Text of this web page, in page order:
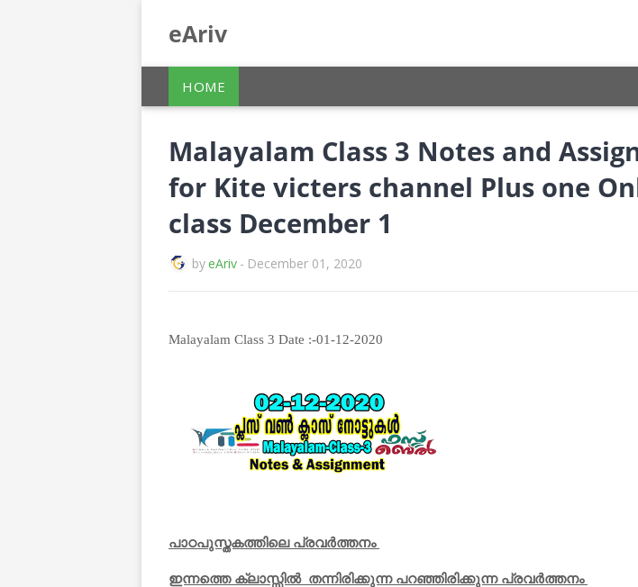
eAriv
HOME
Malayalam Class 3 Notes and
for Kite victers channel Plus one
class December 1
by eAriv - December 01, 2020
Malayalam Class 3 Date :-01-12-2020
പാഠപുസ്തകത്തിലെ പ്രവർത്തനം
ഇന്നത്തെ ക്ലാസ്സിൽ തന്നിരിക്കുന്ന പറഞ്ഞിരിക്കുന്ന പ്രവർത്തനം